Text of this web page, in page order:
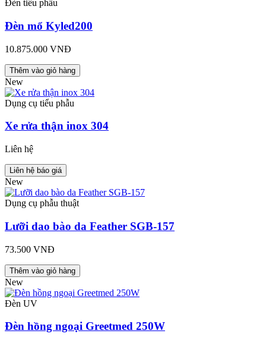
Đèn tiểu phẫu
Đèn mổ Kyled200
10.875.000 VNĐ
Thêm vào giỏ hàng
New
Dụng cụ tiểu phẫu
Xe rửa thận inox 304
Liên hệ
Liên hệ báo giá
New
Dụng cụ phẫu thuật
Lưỡi dao bào da Feather SGB-157
73.500 VNĐ
Thêm vào giỏ hàng
New
Đèn UV
Đèn hồng ngoại Greetmed 250W